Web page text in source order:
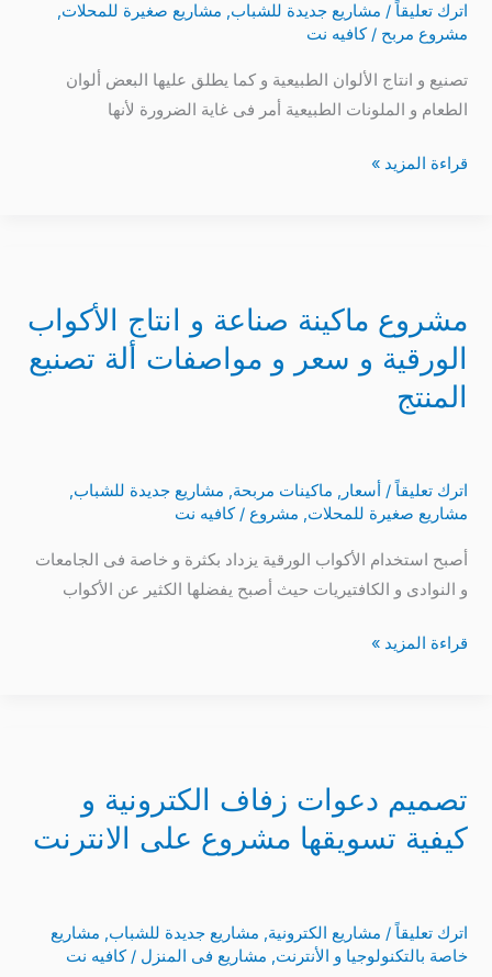
اترك تعليقاً /مشاريع جديدة للشباب,مشاريع صغيرة للمحلات,
مشروع مربح/كافيه نت
تصنيع و انتاج الألوان الطبيعية و كما يطلق عليها البعض ألوان
الطعام و الملونات الطبيعية أمر فى غاية الضرورة لأنها
الملونات
الطبيعية
ألوان
قراءة المزيد »
مشروع ماكينة صناعة و انتاج الأكواب
الورقية و سعر و مواصفات ألة تصنيع
المنتج
اترك تعليقاً /أسعار,ماكينات مربحة,مشاريع جديدة للشباب,
مشاريع صغيرة للمحلات,مشروع/كافيه نت
أصبح استخدام الأكواب الورقية يزداد بكثرة و خاصة فى الجامعات
و النوادى و الكافتيريات حيث أصبح يفضلها الكثير عن الأكواب
صناعة
الأكواب
سعر
مواصفات
المنتج
قراءة المزيد »
تصميم دعوات زفاف الكترونية و
كيفية تسويقها مشروع على الانترنت
اترك تعليقاً /مشاريع الكترونية,مشاريع جديدة للشباب,مشاريع
خاصة بالتكنولوجيا و الأنترنت ,مشاريع فى المنزل/كافيه نت
زفاف
الكترونية
مشروع